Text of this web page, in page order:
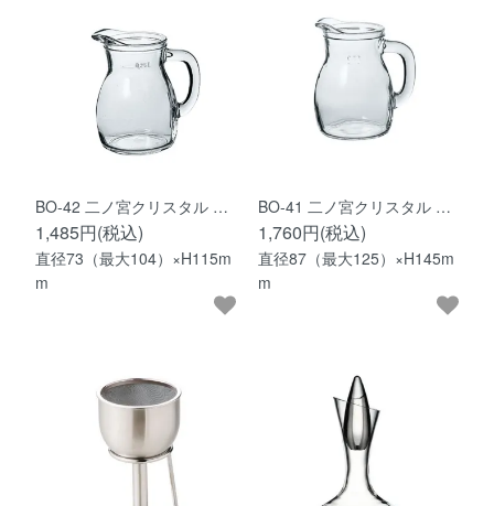
BO-42 二ノ宮クリスタル …
1,485円(税込)
直径73（最大104）×H115m
m
BO-41 二ノ宮クリスタル …
1,760円(税込)
直径87（最大125）×H145m
m